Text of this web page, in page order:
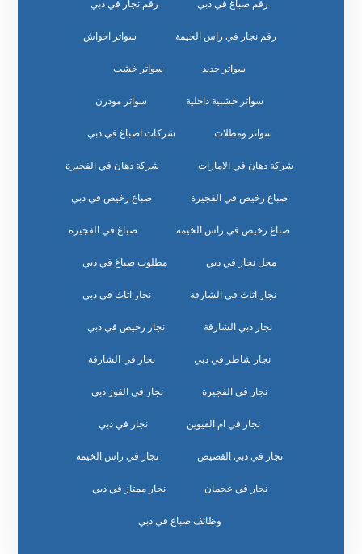
رقم صباغ في دبي رقم نجار في دبي
رقم نجار في راس الخيمة سواتر احواش
سواتر حديد سواتر خشب
سواتر خشبية داخلية سواتر مودرن
سواتر ومظلات شركات اصباغ في دبي
شركة دهان في الامارات شركة دهان في الفجيرة
صباغ رخيص في الفجيرة صباغ رخيص في دبي
صباغ رخيص في راس الخيمة صباغ في الفجيرة
محل نجار في دبي مطلوب صباغ في دبي
نجار اثاث في الشارقة نجار اثاث في دبي
نجار دبي الشارقة نجار رخيص في دبي
نجار شاطر في دبي نجار في الشارقة
نجار في الفجيرة نجار في القوز دبي
نجار في ام القيوين نجار في دبي
نجار في دبي القصيص نجار في راس الخيمة
نجار في عجمان نجار ممتاز في دبي
وظائف صباغ في دبي